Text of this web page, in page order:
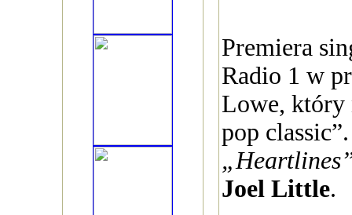
Premiera
Radio 1 w
Lowe, który
pop
Joel Little.